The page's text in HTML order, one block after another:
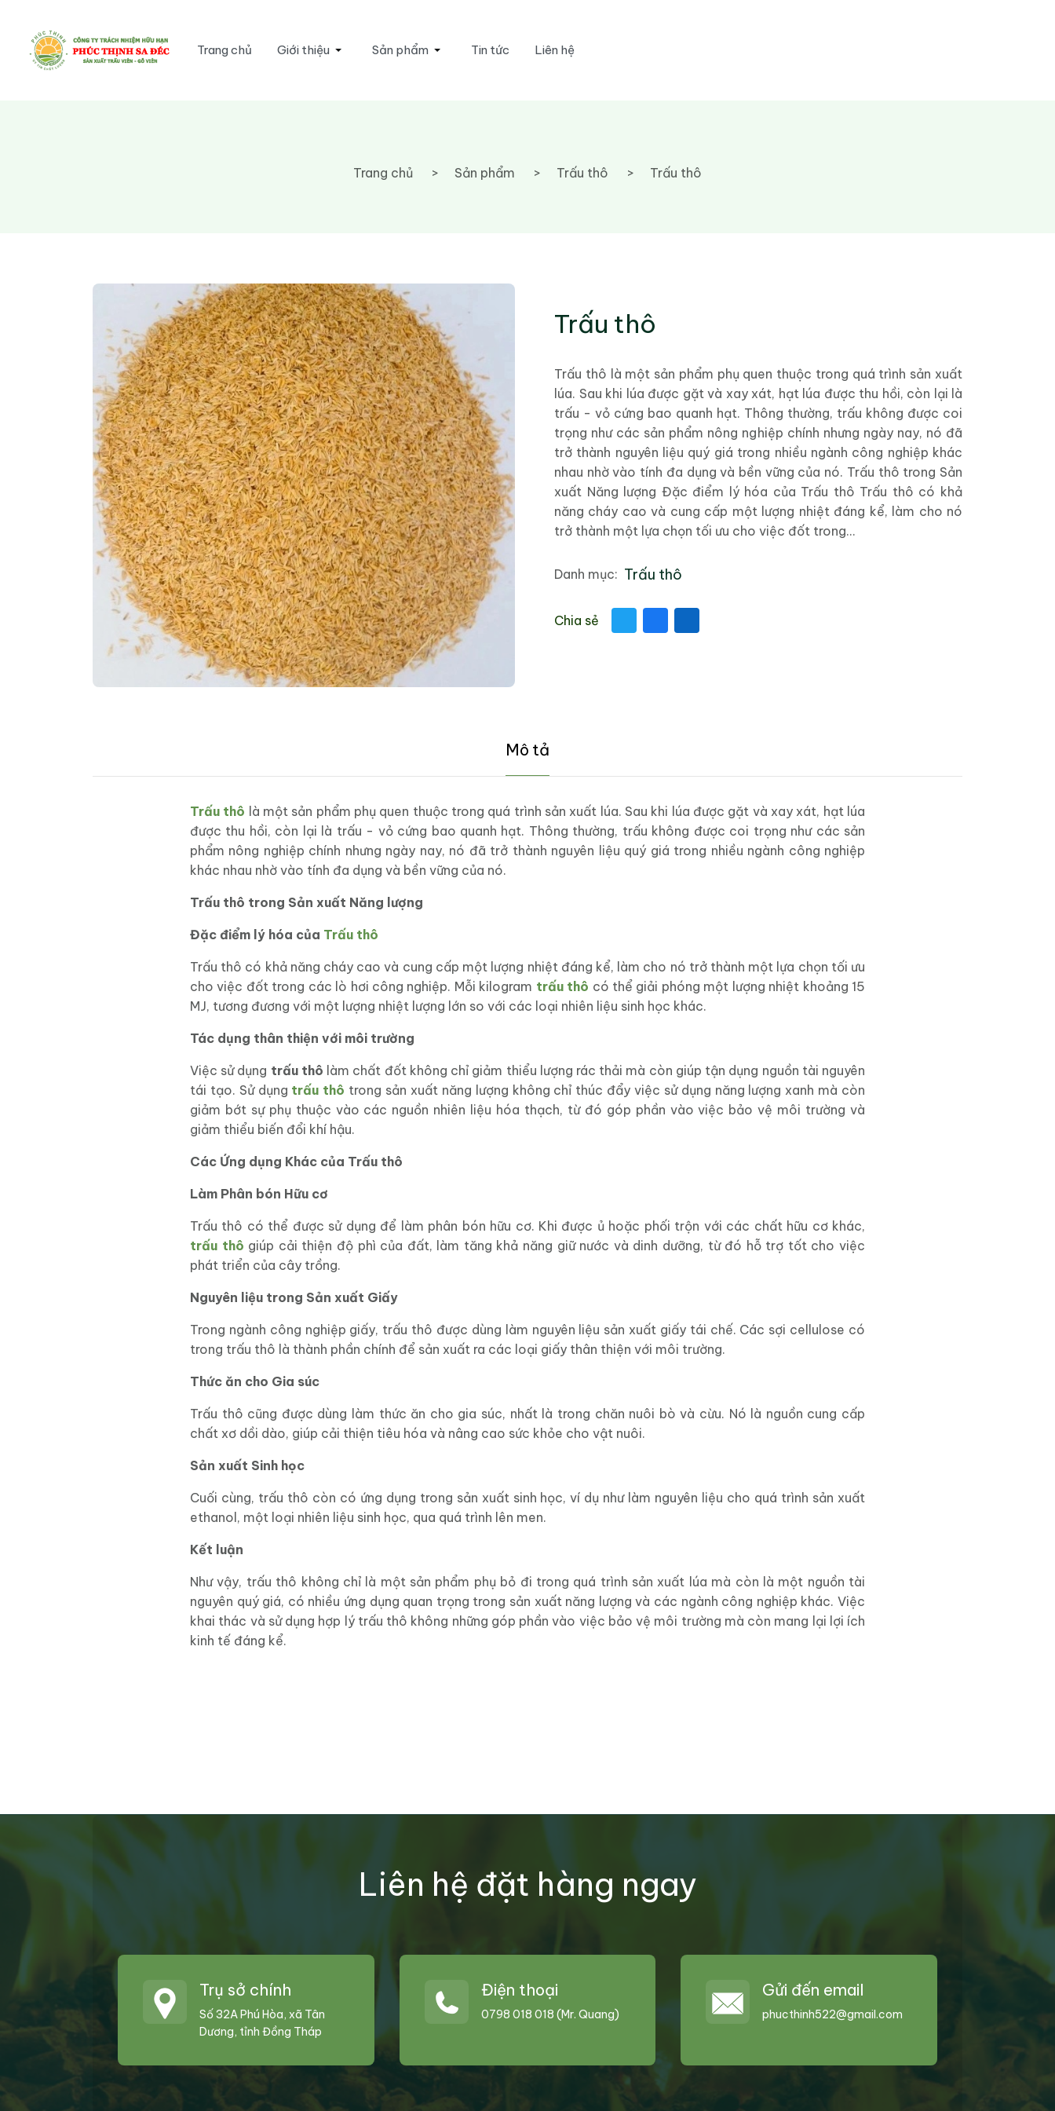
Trang chủ Giới thiệu Sản phẩm Tin tức Liên hệ
Trang chủ Sản phẩm Trấu thô Trấu thô
Trấu thô
Trấu thô là một sản phẩm phụ quen thuộc trong quá trình sản xuất
lúa. Sau khi lúa được gặt và xay xát, hạt lúa được thu hồi, còn lại là
trấu - vỏ cứng bao quanh hạt. Thông thường, trấu không được coi
trọng như các sản phẩm nông nghiệp chính nhưng ngày nay, nó đã
trở thành nguyên liệu quý giá trong nhiều ngành công nghiệp khác
nhau nhờ vào tính đa dụng và bền vững của nó. Trấu thô trong Sản
xuất Năng lượng Đặc điểm lý hóa của Trấu thô Trấu thô có khả
năng cháy cao và cung cấp một lượng nhiệt đáng kể, làm cho nó
trở thành một lựa chọn tối ưu cho việc đốt trong...
Danh mục: Trấu thô
Chia sẻ
Mô tả
Trấu thô là một sản phẩm phụ quen thuộc trong quá trình sản xuất lúa. Sau khi lúa được gặt và xay xát, hạt lúa
được thu hồi, còn lại là trấu - vỏ cứng bao quanh hạt. Thông thường, trấu không được coi trọng như các sản
phẩm nông nghiệp chính nhưng ngày nay, nó đã trở thành nguyên liệu quý giá trong nhiều ngành công nghiệp
khác nhau nhờ vào tính đa dụng và bền vững của nó.
Trấu thô trong Sản xuất Năng lượng
Đặc điểm lý hóa của Trấu thô
Trấu thô có khả năng cháy cao và cung cấp một lượng nhiệt đáng kể, làm cho nó trở thành một lựa chọn tối ưu
cho việc đốt trong các lò hơi công nghiệp. Mỗi kilogram trấu thô có thể giải phóng một lượng nhiệt khoảng 15
MJ, tương đương với một lượng nhiệt lượng lớn so với các loại nhiên liệu sinh học khác.
Tác dụng thân thiện với môi trường
Việc sử dụng trấu thô làm chất đốt không chỉ giảm thiểu lượng rác thải mà còn giúp tận dụng nguồn tài nguyên
tái tạo. Sử dụng trấu thô trong sản xuất năng lượng không chỉ thúc đẩy việc sử dụng năng lượng xanh mà còn
giảm bớt sự phụ thuộc vào các nguồn nhiên liệu hóa thạch, từ đó góp phần vào việc bảo vệ môi trường và
giảm thiểu biến đổi khí hậu.
Các Ứng dụng Khác của Trấu thô
Làm Phân bón Hữu cơ
Trấu thô có thể được sử dụng để làm phân bón hữu cơ. Khi được ủ hoặc phối trộn với các chất hữu cơ khác,
trấu thô giúp cải thiện độ phì của đất, làm tăng khả năng giữ nước và dinh dưỡng, từ đó hỗ trợ tốt cho việc
phát triển của cây trồng.
Nguyên liệu trong Sản xuất Giấy
Trong ngành công nghiệp giấy, trấu thô được dùng làm nguyên liệu sản xuất giấy tái chế. Các sợi cellulose có
trong trấu thô là thành phần chính để sản xuất ra các loại giấy thân thiện với môi trường.
Thức ăn cho Gia súc
Trấu thô cũng được dùng làm thức ăn cho gia súc, nhất là trong chăn nuôi bò và cừu. Nó là nguồn cung cấp
chất xơ dồi dào, giúp cải thiện tiêu hóa và nâng cao sức khỏe cho vật nuôi.
Sản xuất Sinh học
Cuối cùng, trấu thô còn có ứng dụng trong sản xuất sinh học, ví dụ như làm nguyên liệu cho quá trình sản xuất
ethanol, một loại nhiên liệu sinh học, qua quá trình lên men.
Kết luận
Như vậy, trấu thô không chỉ là một sản phẩm phụ bỏ đi trong quá trình sản xuất lúa mà còn là một nguồn tài
nguyên quý giá, có nhiều ứng dụng quan trọng trong sản xuất năng lượng và các ngành công nghiệp khác. Việc
khai thác và sử dụng hợp lý trấu thô không những góp phần vào việc bảo vệ môi trường mà còn mang lại lợi ích
kinh tế đáng kể.
Liên hệ đặt hàng ngay
Trụ sở chính
Số 32A Phú Hòa, xã Tân
Dương, tỉnh Đồng Tháp
Điện thoại
0798 018 018 (Mr. Quang)
Gửi đến email
phucthinh522@gmail.com